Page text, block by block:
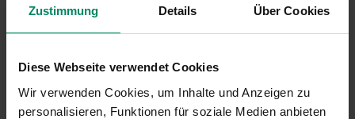
Zustimmung Details Über Cookies
Diese Webseite verwendet Cookies
Wir verwenden Cookies, um Inhalte und Anzeigen zu
personalisieren, Funktionen für soziale Medien anbieten
DI Dr. Thomas Wirthensohn